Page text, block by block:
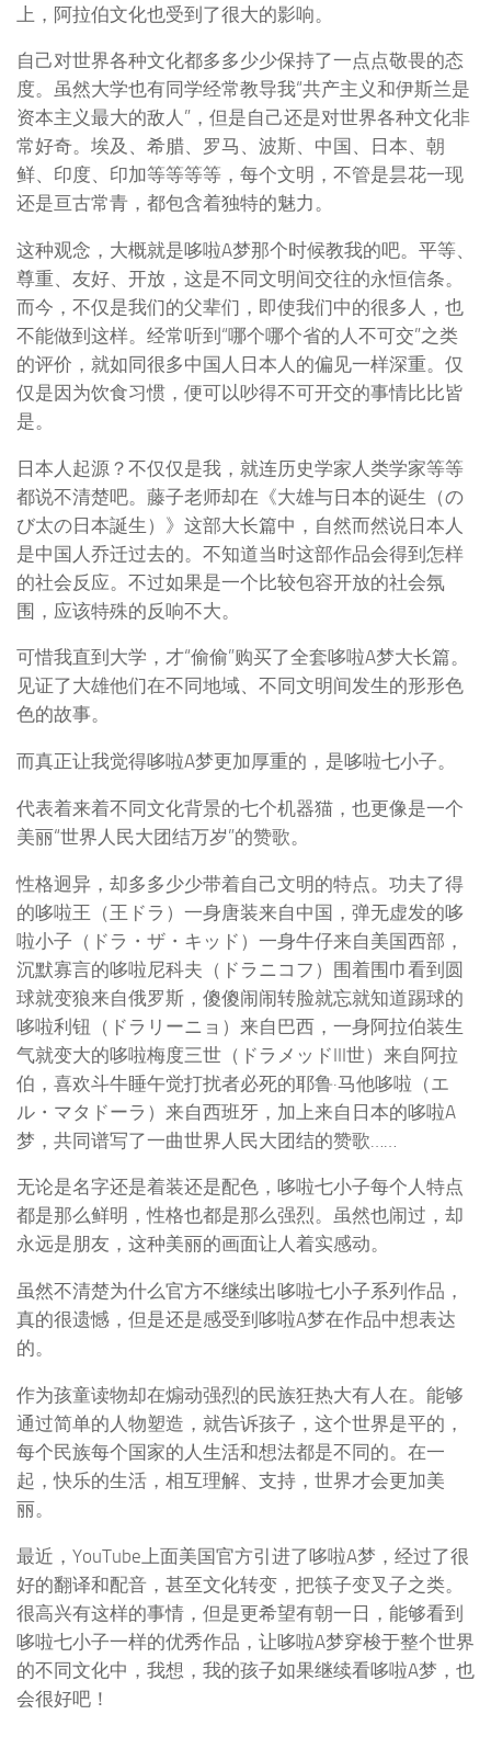
上，阿拉伯文化也受到了很大的影响。
自己对世界各种文化都多多少少保持了一点点敬畏的态
度。虽然大学也有同学经常教导我“共产主义和伊斯兰是
资本主义最大的敌人”，但是自己还是对世界各种文化非
常好奇。埃及、希腊、罗马、波斯、中国、日本、朝
鲜、印度、印加等等等等，每个文明，不管是昙花一现
还是亘古常青，都包含着独特的魅力。
这种观念，大概就是哆啦A梦那个时候教我的吧。平等、
尊重、友好、开放，这是不同文明间交往的永恒信条。
而今，不仅是我们的父辈们，即使我们中的很多人，也
不能做到这样。经常听到“哪个哪个省的人不可交”之类
的评价，就如同很多中国人日本人的偏见一样深重。仅
仅是因为饮食习惯，便可以吵得不可开交的事情比比皆
是。
日本人起源？不仅仅是我，就连历史学家人类学家等等
都说不清楚吧。藤子老师却在《大雄与日本的诞生（の
び太の日本誕生）》这部大长篇中，自然而然说日本人
是中国人乔迁过去的。不知道当时这部作品会得到怎样
的社会反应。不过如果是一个比较包容开放的社会氛
围，应该特殊的反响不大。
可惜我直到大学，才“偷偷”购买了全套哆啦A梦大长篇。
见证了大雄他们在不同地域、不同文明间发生的形形色
色的故事。
而真正让我觉得哆啦A梦更加厚重的，是哆啦七小子。
代表着来着不同文化背景的七个机器猫，也更像是一个
美丽“世界人民大团结万岁”的赞歌。
性格迥异，却多多少少带着自己文明的特点。功夫了得
的哆啦王（王ドラ）一身唐装来自中国，弹无虚发的哆
啦小子（ドラ・ザ・キッド）一身牛仔来自美国西部，
沉默寡言的哆啦尼科夫（ドラニコフ）围着围巾看到圆
球就变狼来自俄罗斯，傻傻闹闹转脸就忘就知道踢球的
哆啦利钮 （ドラリーニョ）来自巴西，一身阿拉伯装生
气就变大的哆啦梅度三世（ドラメッドIII世）来自阿拉
伯，喜欢斗牛睡午觉打扰者必死的耶鲁·马他哆啦 （エ
ル・マタドーラ）来自西班牙，加上来自日本的哆啦A
梦，共同谱写了一曲世界人民大团结的赞歌……
无论是名字还是着装还是配色，哆啦七小子每个人特点
都是那么鲜明，性格也都是那么强烈。虽然也闹过，却
永远是朋友，这种美丽的画面让人着实感动。
虽然不清楚为什么官方不继续出哆啦七小子系列作品，
真的很遗憾，但是还是感受到哆啦A梦在作品中想表达
的。
作为孩童读物却在煽动强烈的民族狂热大有人在。能够
通过简单的人物塑造，就告诉孩子，这个世界是平的，
每个民族每个国家的人生活和想法都是不同的。在一
起，快乐的生活，相互理解、支持，世界才会更加美
丽。
最近，YouTube上面美国官方引进了哆啦A梦，经过了很
好的翻译和配音，甚至文化转变，把筷子变叉子之类。
很高兴有这样的事情，但是更希望有朝一日，能够看到
哆啦七小子一样的优秀作品，让哆啦A梦穿梭于整个世界
的不同文化中，我想，我的孩子如果继续看哆啦A梦，也
会很好吧！